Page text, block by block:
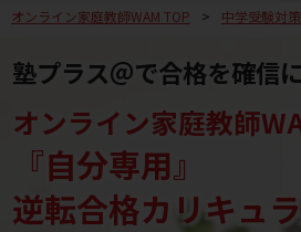
オンライン家庭教師WAM TOP 中学受験対策
塾プラス＠で合格を確信
オンライン家庭教師
『自分専用』
逆転合格カリキュ